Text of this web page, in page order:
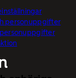
personuppgifter